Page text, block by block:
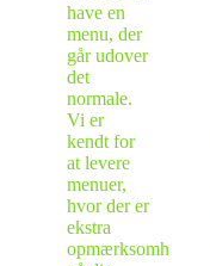
have en
menu, der
går udover
det
normale.
Vi er
kendt for
at levere
menuer,
hvor der er
ekstra
opmærksomhed